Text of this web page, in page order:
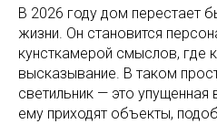
В 2026 году дом перестает
жизни. Он становится
кунсткамерой смыслов, где
высказывание. В таком
светильник — это
ему приходят объекты,